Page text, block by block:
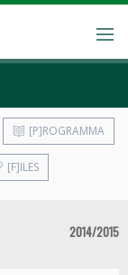
[P]ROGRAMMA
[F]ILES
2014/2015